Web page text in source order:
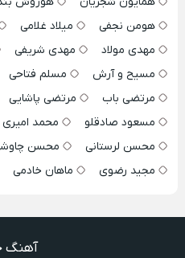
هومن نجفی
میلاد غلامی
مهدی مولاد
مهدی شریفی
مسیح و آرش
مسلم فتاحی
مرتضی باب
مرتضی پاشایی
مسعود صادقلو
محمد امیری
محسن لرستانی
محسن
مجید رضوی
ماهان خادمی
آهنگ